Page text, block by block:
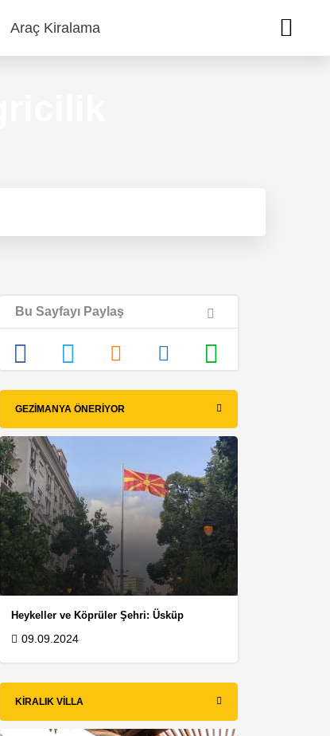
Araç Kiralama
Bu Sayfayı Paylaş
GEZIMANYA ÖNERIYOR
Heykeller ve Köprüler Şehri: Üsküp
09.09.2024
KIRALIK VILLA